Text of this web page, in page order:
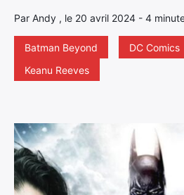
Par Andy , le 20 avril 2024 - 4
Batman Beyond DC Comics
Keanu Reeves